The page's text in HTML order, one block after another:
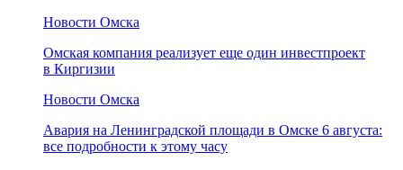
Новости Омска
Омская компания реализует еще один инвестпроект
в Киргизии
Новости Омска
Авария на Ленинградской площади в Омске 6 августа:
все подробности к этому часу